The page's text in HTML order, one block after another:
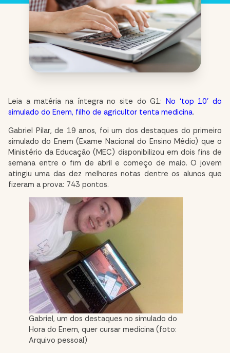
Leia a matéria na íntegra no site do G1: No ‘top 10’ do
simulado do Enem, filho de agricultor tenta medicina.
Gabriel Pilar, de 19 anos, foi um dos destaques do primeiro
simulado do Enem (Exame Nacional do Ensino Médio) que o
Ministério da Educação (MEC) disponibilizou em dois fins de
semana entre o fim de abril e começo de maio. O jovem
atingiu uma das dez melhores notas dentre os alunos que
fizeram a prova: 743 pontos.
Gabriel, um dos destaques no simulado do
Hora do Enem, quer cursar medicina (foto:
Arquivo pessoal)